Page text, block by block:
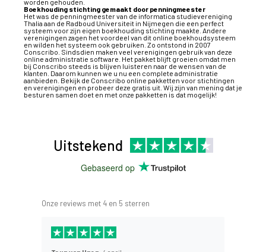
Boekhouding stichting gemaakt door penningmeester
Het was de penningmeester van de informatica studievereniging
Thalia aan de Radboud Universiteit in Nijmegen die een perfect
systeem voor zijn eigen boekhouding stichting maakte. Andere
verenigingen zagen het voordeel van dit online boekhoudsysteem
en wilden het systeem ook gebruiken. Zo ontstond in 2007
Conscribo. Sindsdien maken veel verenigingen gebruik van deze
online administratie software. Het pakket blijft groeien omdat men
bij Conscribo steeds is blijven luisteren naar de wensen van de
klanten. Daarom kunnen we u nu een complete administratie
aanbieden. Bekijk de Conscribo online pakketten voor stichtingen
en verenigingen en probeer deze gratis uit. Wij zijn van mening dat je
besturen samen doet en met onze pakketten is dat mogelijk!
Uitstekend
Gebaseerd op
Onze reviews met 4 en 5 sterren